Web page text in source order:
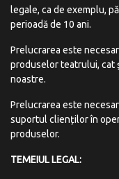
legale, ca de exemplu,
perioadă de 10 ani.
Prelucrarea este
produselor teatrului, cat
noastre.
Prelucrarea este
suportul clienților în
produselor.
TEMEIULLEGAL: